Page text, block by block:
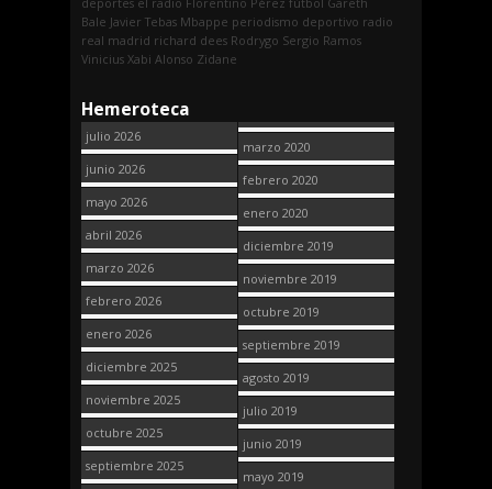
Bale Javier Tebas Mbappe periodismo deportivo radio
real madrid richard dees Rodrygo Sergio Ramos
Vinicius Xabi Alonso Zidane
Hemeroteca
julio 2026
junio 2026
mayo 2026
abril 2026
marzo 2026
febrero 2026
enero 2026
diciembre 2025
noviembre 2025
octubre 2025
septiembre 2025
marzo 2020
febrero 2020
enero 2020
diciembre 2019
noviembre 2019
octubre 2019
septiembre 2019
agosto 2019
julio 2019
junio 2019
mayo 2019